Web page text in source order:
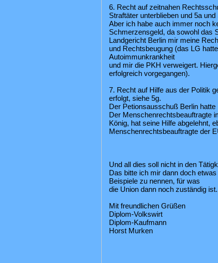
6. Recht auf zeitnahen
Straftäter unterblieben und 5a
Aber ich habe auch immer noch
Schmerzensgeld, da sowohl das
Landgericht Berlin mir meine
und Rechtsbeugung (das LG
Autoimmunkrankheit
und mir die PKH verweigert.
erfolgreich vorgegangen).
7. Recht auf Hilfe aus der Politik
erfolgt, siehe 5g.
Der Petionsausschuß Berlin
Der Menschenrechtsbeauftragte
König, hat seine Hilfe abgelehnt,
Menschenrechtsbeauftragte der
Und all dies soll nicht in den
Das bitte ich mir dann doch
Beispiele zu nennen, für was
die Union dann noch zuständig ist.
Mit freundlichen Grüßen
Diplom-Volkswirt
Diplom-Kaufmann
Horst Murken